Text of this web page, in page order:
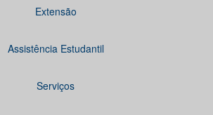
Extensão
Assistência Estudantil
Serviços